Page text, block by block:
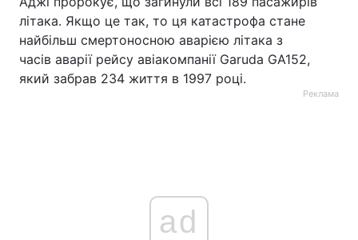
літака. Якщо це так, то ця катастрофа стане
найбільш смертоносною аварією літака з
часів аварії рейсу авіакомпанії Garuda GA152,
який забрав 234 життя в 1997 році.
Реклама
ad